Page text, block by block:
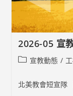
2026-05 宣
Post宣教動態 /
北美教會短宣隊